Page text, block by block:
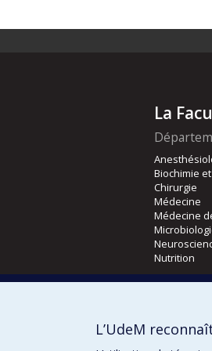
La
Biochimie
Chirurgie
Médecine
Médecine
Nutrition
L’UdeM